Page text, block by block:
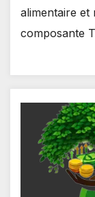
alimentaire et
composante